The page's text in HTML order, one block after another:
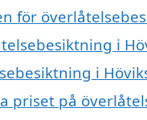
för
i
i
priset på